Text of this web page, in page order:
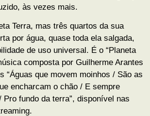
às vezes mais.
Terra, mas três quartos da sua
por água, quase toda ela salgada,
de uso universal. É o “Planeta
composta por Guilherme Arantes
“Águas que movem moinhos / São as
encharcam o chão / E sempre
fundo da terra”, disponível nas